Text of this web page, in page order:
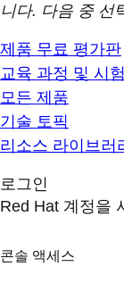
니다. 다음 중 선
제품 무료 평가판
교육 과정 및 시험
모든 제품
기술 토픽
리소스 라이브러
로그인
Red Hat 계정을
콘솔 액세스